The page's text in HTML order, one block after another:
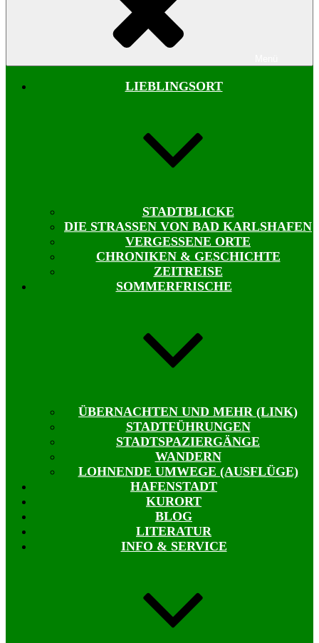
LIEBLINGSORT
STADTBLICKE
DIE STRASSEN VON BAD KARLSHAFEN
VERGESSENE ORTE
CHRONIKEN & GESCHICHTE
ZEITREISE
SOMMERFRISCHE
ÜBERNACHTEN UND MEHR (LINK)
STADTFÜHRUNGEN
STADTSPAZIERGÄNGE
WANDERN
LOHNENDE UMWEGE (AUSFLÜGE)
HAFENSTADT
KURORT
BLOG
LITERATUR
INFO & SERVICE